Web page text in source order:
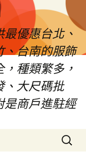
優惠台北、
、台南的服飾
種類繁多，
、大尺碼批
是商戶進駐經
搜
尋